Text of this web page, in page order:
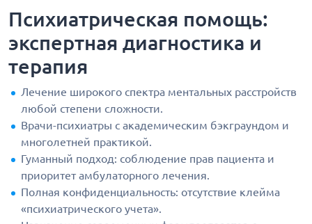
Психиатрическая помощь:
экспертная диагностика и
терапия
Лечение широкого спектра ментальных расстройств
любой степени сложности.
Врачи-психиатры с академическим бэкграундом и
многолетней практикой.
Гуманный подход: соблюдение прав пациента и
приоритет амбулаторного лечения.
Полная конфиденциальность: отсутствие клейма
«психиатрического учета».